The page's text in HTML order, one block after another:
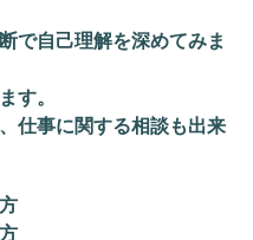
で自己理解を深めてみま
す。
仕事に関する相談も出来